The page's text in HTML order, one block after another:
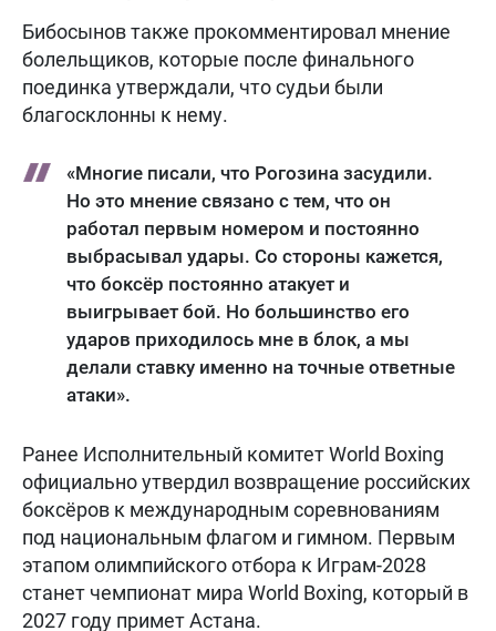
Бибосынов также прокомментировал мнение
болельщиков, которые после финального
поединка утверждали, что судьи были
благосклонны к нему.
«Многие писали, что Рогозина засудили.
Но это мнение связано с тем, что он
работал первым номером и постоянно
выбрасывал удары. Со стороны кажется,
что боксёр постоянно атакует и
выигрывает бой. Но большинство его
ударов приходилось мне в блок, а мы
делали ставку именно на точные ответные
атаки».
Ранее Исполнительный комитет World Boxing
официально утвердил возвращение российских
боксёров к международным соревнованиям
под национальным флагом и гимном. Первым
этапом олимпийского отбора к Играм-2028
станет чемпионат мира World Boxing, который в
2027 году примет Астана.